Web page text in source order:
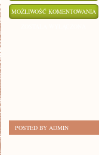
MOŻLIWOŚĆ KOMENTOWANIA
POSTED BY ADMIN